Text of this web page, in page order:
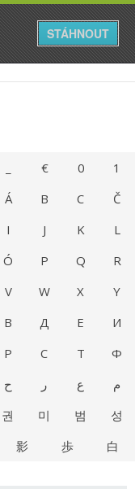
STÁHNOUT
€ 0
1
Á B C
Č
I J K
L
Ó P Q
R
V W X
Y
В Д Е
И
Р С Т
Ф
ح ر ع
م
권 미 범
성
影 歩 白